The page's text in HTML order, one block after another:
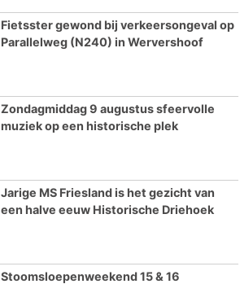
Fietsster gewond bij verkeersongeval op
Parallelweg (N240) in Wervershoof
Zondagmiddag 9 augustus sfeervolle
muziek op een historische plek
Jarige MS Friesland is het gezicht van
een halve eeuw Historische Driehoek
Stoomsloepenweekend 15 & 16